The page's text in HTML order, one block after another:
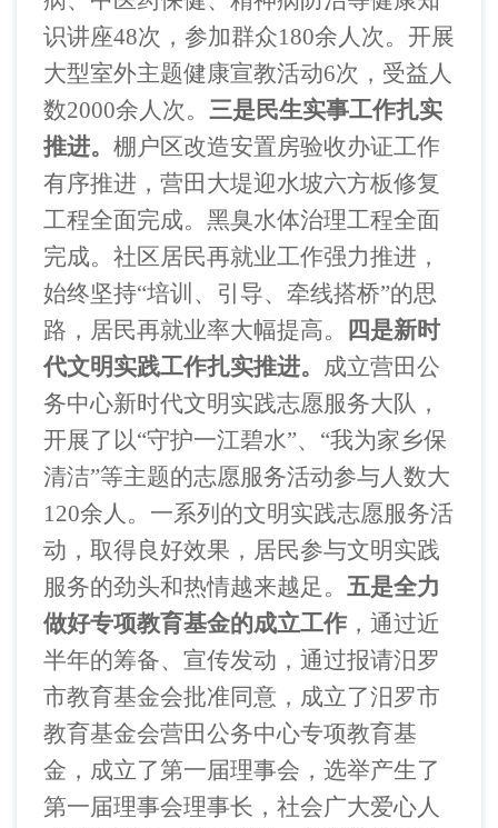
识讲座48次，参加群众180余人次。开展
大型室外主题健康宣教活动6次，受益人
数2000余人次。 三是民生实事工作扎实
推进。 棚户区改造安置房验收办证工作
有序推进，营田大堤迎水坡六方板修复
工程全面完成。黑臭水体治理工程全面
完成。社区居民再就业工作强力推进，
始终坚持“培训、引导、牵线搭桥”的思
路，居民再就业率大幅提高。
四是新时
代文明实践工作扎实推进。 成立营田公
务中心新时代文明实践志愿服务大队，
开展了以“守护一江碧水”、“我为家乡保
清洁”等主题的志愿服务活动参与人数大
120余人。一系列的文明实践志愿服务活
动，取得良好效果，居民参与文明实践
服务的劲头和热情越来越足。 五是全力
做好专项教育基金的成立工作 ，通过近
半年的筹备、宣传发动，通过报请汨罗
市教育基金会批准同意，成立了汨罗市
教育基金会营田公务中心专项教育基
金，成立了第一届理事会，选举产生了
第一届理事会理事长，社会广大爱心人